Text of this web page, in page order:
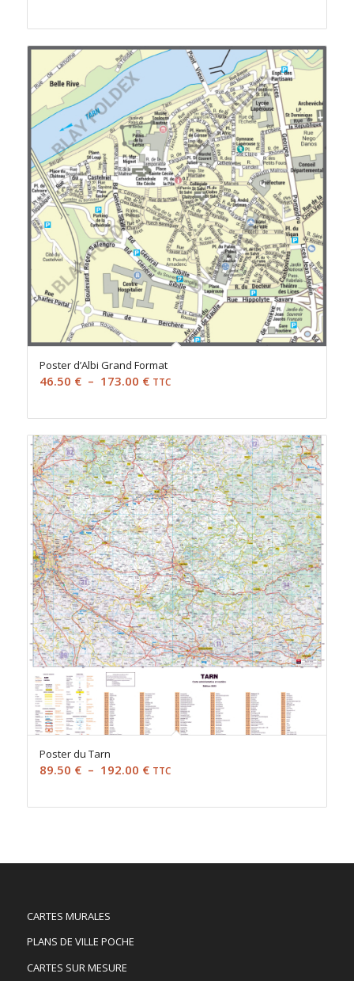
Poster d’Albi Grand Format
46.50 € – 173.00 €Plage
prix :
46.50 €
à
173.00 €
TTC
Poster du Tarn
89.50 € – 192.00 €Plage
prix :
192.00 €
TTC
CARTES MURALES
PLANS DE VILLE POCHE
CARTES SUR MESURE